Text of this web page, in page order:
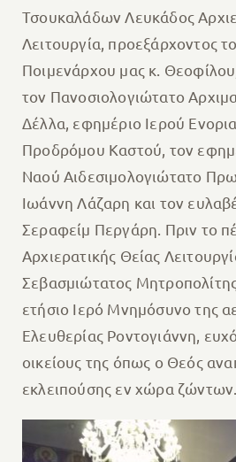
Τσουκαλάδων Λευκάδος
Λειτουργία, προεξάρχοντος
Ποιμενάρχου μας κ.
τον Πανοσιολογιώτατο
Δέλλα, εφημέριο Ιερού
Προδρόμου Καστού, τον
Ναού Αιδεσιμολογιώτατο
Ιωάννη Λάζαρη και τον
Σεραφείμ Περγάρη. Πριν το
Αρχιερατικής Θείας
Σεβασμιώτατος
ετήσιο Ιερό Μνημόσυνο της
Ελευθερίας Ροντογιάννη,
οικείους της όπως ο Θεός
εκλειπούσης εν χώρα ζώντων.